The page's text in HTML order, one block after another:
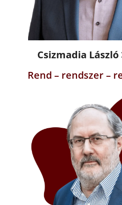
Csizmadia László
Rend – rendszer –